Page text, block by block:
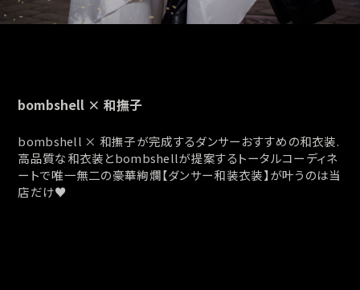
インワン／サロペット
オールイン
グッズ
水着
bombshell × 和撫子
bombshell × 和撫子が完成するダンサーおすすめの和衣装.
高品質な和衣装とbombshellが提案するトータルコーディネ
ートで唯一無二の豪華絢爛【ダンサー和装衣装】が叶うのは当
店だけ♥